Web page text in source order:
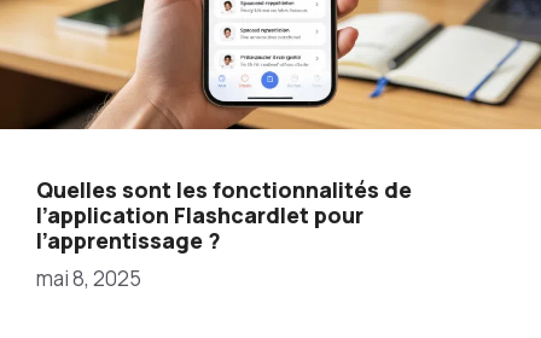
Quelles sont les fonctionnalités de
l’application Flashcardlet pour
l’apprentissage ?
mai 8, 2025